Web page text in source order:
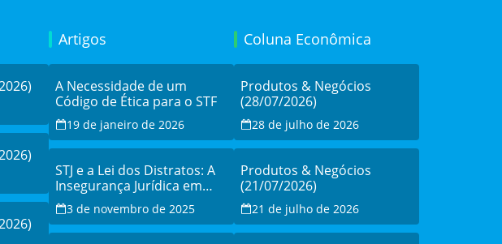
Artigos
A Necessidade de um
Código de Ética para o STF
19 de janeiro de 2026
STJ e a Lei dos Distratos: A
Insegurança Jurídica em
Debate e a Resistência à
Modernização
3 de novembro de 2025
Coluna Econômica
Produtos & Negócios
(28/07/2026)
28 de julho de 2026
Produtos & Negócios
(21/07/2026)
21 de julho de 2026